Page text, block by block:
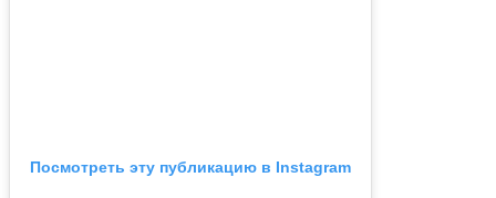
Посмотреть эту публикацию в Instagram